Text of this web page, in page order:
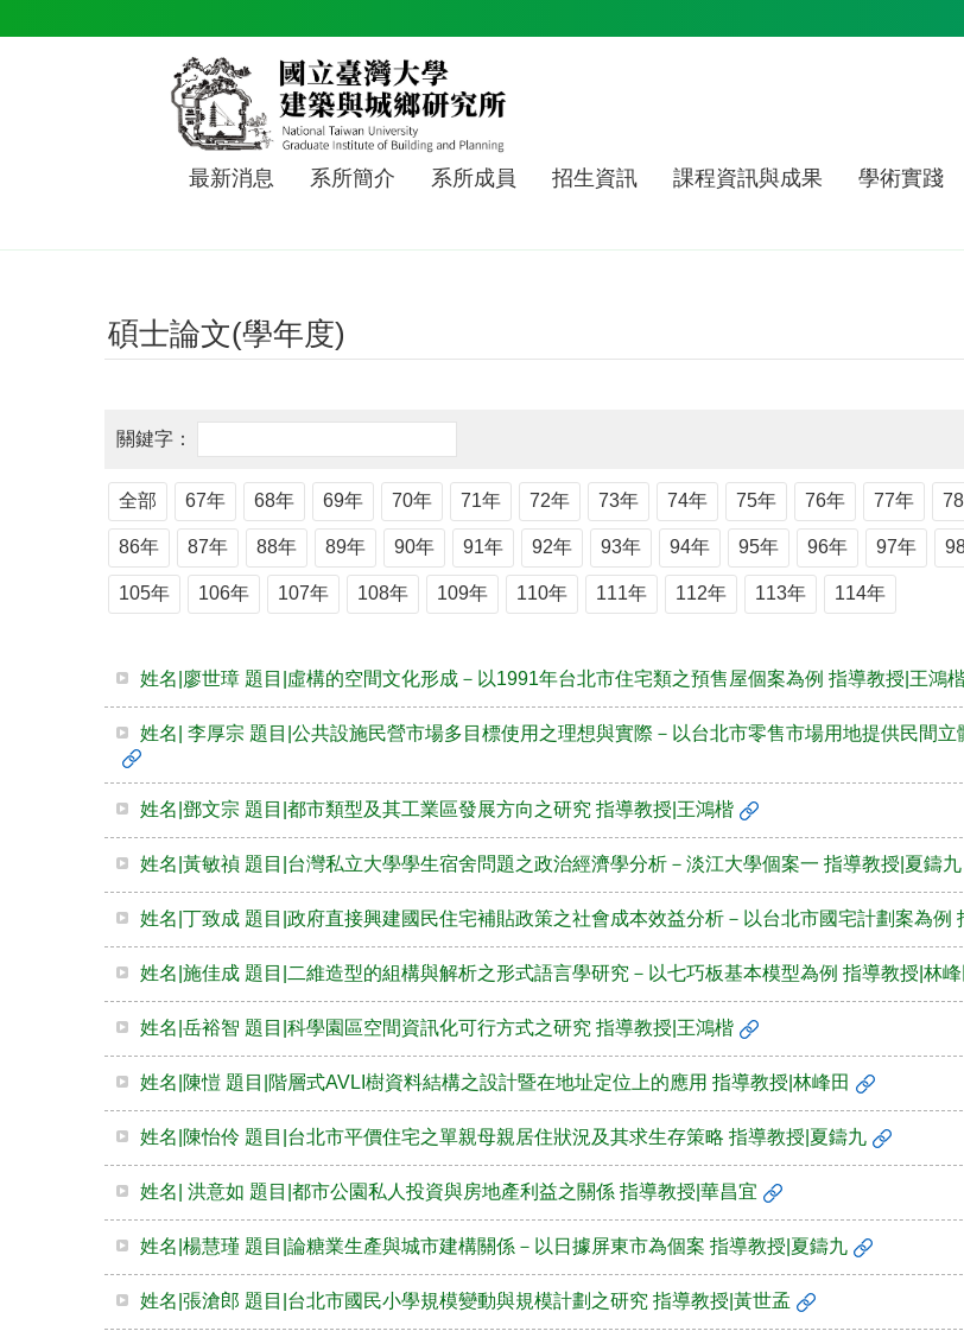
最新消息 系所簡介 系所成員 招生資訊 課程資訊與成果 學術實踐
碩士論文(學年度)
全部 67年 68年 69年 70年 71年 72年 73年 74年 75年 76年 77年
86年 87年 88年 89年 90年 91年 92年 93年 94年 95年 96年 97年
105年 106年 107年 108年 109年 110年 111年 112年 113年 114年
姓名|廖世璋 題目|虛構的空間文化形成－以1991年台北市住宅類之預售屋個案為例 指導教授|王鴻
姓名| 李厚宗 題目|公共設施民營市場多目標使用之理想與實際－以台北市零售市場用地提供民間
姓名|鄧文宗 題目|都市類型及其工業區發展方向之研究 指導教授|王鴻楷
姓名|黃敏禎 題目|台灣私立大學學生宿舍問題之政治經濟學分析－淡江大學個案一 指導教授|夏鑄九
姓名|丁致成 題目|政府直接興建國民住宅補貼政策之社會成本效益分析－以台北市國宅計劃案為例
姓名|施佳成 題目|二維造型的組構與解析之形式語言學研究－以七巧板基本模型為例 指導教授|林峰
姓名|岳裕智 題目|科學園區空間資訊化可行方式之研究 指導教授|王鴻楷
姓名|陳愷 題目|階層式AVLI樹資料結構之設計暨在地址定位上的應用 指導教授|林峰田
姓名|陳怡伶 題目|台北市平價住宅之單親母親居住狀況及其求生存策略 指導教授|夏鑄九
姓名| 洪意如 題目|都市公園私人投資與房地產利益之關係 指導教授|華昌宜
姓名|楊慧瑾 題目|論糖業生產與城市建構關係－以日據屏東市為個案 指導教授|夏鑄九
姓名|張滄郎 題目|台北市國民小學規模變動與規模計劃之研究 指導教授|黃世孟